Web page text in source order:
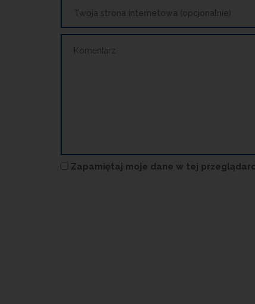
Zapamiętaj moje dane w tej